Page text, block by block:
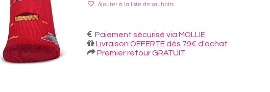
Ajouter à la liste de souhaits
Paiement sécurisé via MOLLIE
Livraison OFFERTE dès 79€ d'achat
Premier retour GRATUIT